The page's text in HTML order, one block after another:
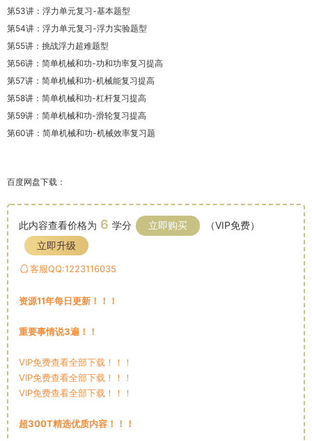
第53讲：浮力单元复习-基本题型
第54讲：浮力单元复习-浮力实验题型
第55讲：挑战浮力超难题型
第56讲：简单机械和功-功和功率复习提高
第57讲：简单机械和功-机械能复习提高
第58讲：简单机械和功-杠杆复习提高
第59讲：简单机械和功-滑轮复习提高
第60讲：简单机械和功-机械效率复习题
百度网盘下载：
此内容查看价格为 6 学分 立即购买
（VIP免费）
立即升级
客服QQ:1223116035
资源11年每日更新！！！
重要事情说3遍！！
VIP免费查看全部下载！！！
VIP免费查看全部下载！！！
VIP免费查看全部下载！！！
超300T精选优质内容！！！